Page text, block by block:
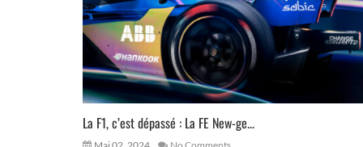
La F1, c’est dépassé : La FE New-ge...